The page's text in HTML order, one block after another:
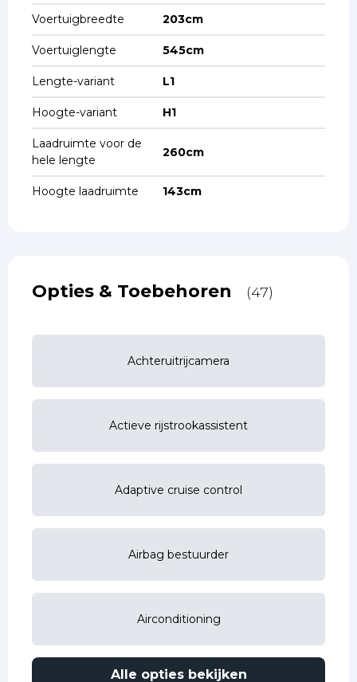
Voertuigbreedte 203cm
Voertuiglengte 545cm
Lengte-variant L1
Hoogte-variant H1
Laadruimte voor de
hele lengte
260cm
Hoogte laadruimte 143cm
Opties & Toebehoren (47)
Achteruitrijcamera
Actieve rijstrookassistent
Adaptive cruise control
Airbag bestuurder
Airconditioning
Alle opties bekijken